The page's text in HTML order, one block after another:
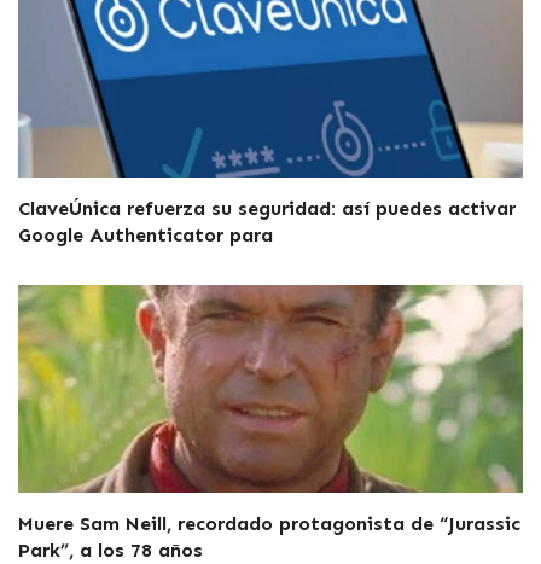
ClaveÚnica refuerza su seguridad: así puedes activar
Google Authenticator para
Muere Sam Neill, recordado protagonista de “Jurassic
Park”, a los 78 años